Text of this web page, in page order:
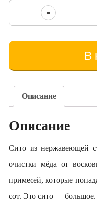
Количество
товара
Sita
(inox)
В
Описание
Описание
Сито из нержавеющей
очистки мёда от
примесей, которые
сот. Это сито — большое.